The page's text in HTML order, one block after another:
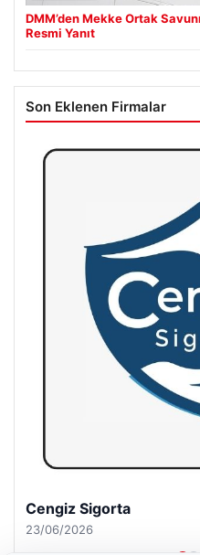
DMM’den Mekke Ortak
Resmi Yanıt
Son Eklenen Firmalar
Hastaş Beton
26/05/2026